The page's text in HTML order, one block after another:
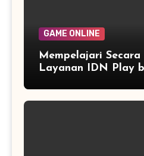
GAME ONLINE
Mempelajari Secara
Layanan IDN Play